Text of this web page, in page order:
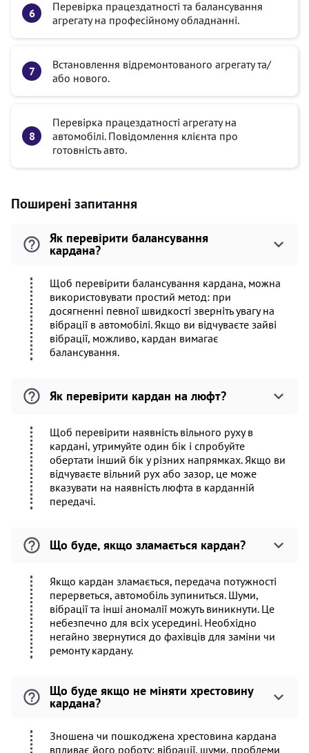
Перевірка працездатності та балансування
агрегату на професійному обладнанні.
Встановлення відремонтованого агрегату та/
або нового.
Перевірка працездатності агрегату на
автомобілі. Повідомлення клієнта про
готовність авто.
Поширені запитання
Як перевірити балансування
кардана?
Щоб перевірити балансування кардана, можна
використовувати простий метод: при
досягненні певної швидкості зверніть увагу на
вібрації в автомобілі. Якщо ви відчуваєте зайві
вібрації, можливо, кардан вимагає
балансування.
Як перевірити кардан на люфт?
Щоб перевірити наявність вільного руху в
кардані, утримуйте один бік і спробуйте
обертати інший бік у різних напрямках. Якщо ви
відчуваєте вільний рух або зазор, це може
вказувати на наявність люфта в карданній
передачі.
Що буде, якщо зламається кардан?
Якщо кардан зламається, передача потужності
перерветься, автомобіль зупиниться. Шуми,
вібрації та інші аномалії можуть виникнути. Це
небезпечно для всіх усередині. Необхідно
негайно звернутися до фахівців для заміни чи
ремонту кардану.
Що буде якщо не міняти хрестовину
кардана?
Зношена чи пошкоджена хрестовина кардана
впливає його роботу: вібрації, шуми, проблеми